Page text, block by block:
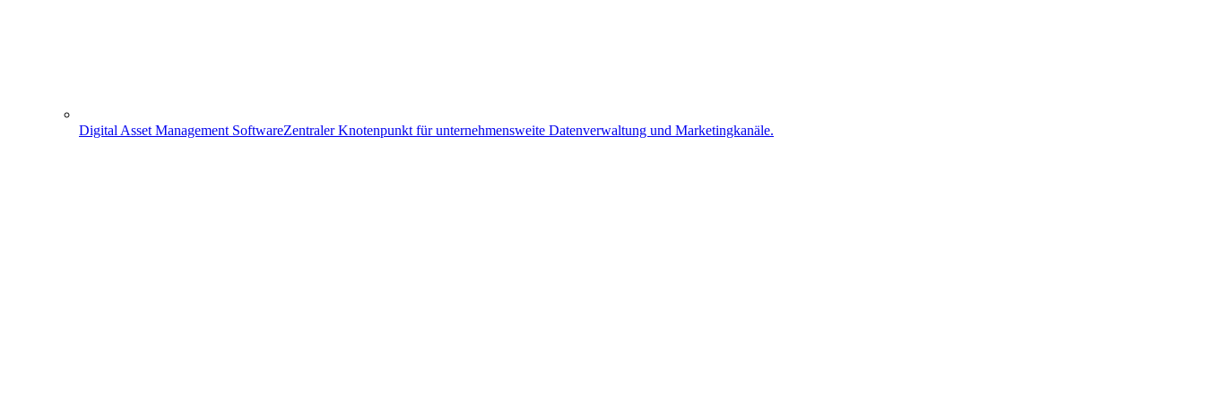
Digital Asset Management SoftwareZentraler Knotenpunkt für unternehmensweite Datenverwaltung und Marketingkanäle.